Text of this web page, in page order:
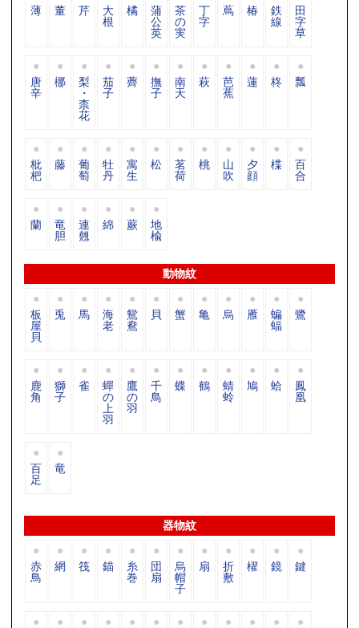
薄 董 芹 大
根
橘 蒲
公
英
茶
の
実
丁
字
蔦 椿 鉄
線
田
字
草
唐
辛
梛 梨
・
柰
花
茄
子
薺 撫
子
南
天
萩 芭
蕉
蓮 柊 瓢
枇
杷
藤 葡
萄
牡
丹
寓
生
松 茗
荷
桃 山
吹
夕
顔
楪 百
合
蘭 竜
胆
連
翹
綿 蕨 地
楡
動物紋
板
屋
貝
兎 馬 海
老
鴛
鴦
貝 蟹 亀 烏 雁 蝙
蝠
鷺
鹿
角
獅
子
雀 蟬
の
上
羽
鷹
の
羽
千
鳥
蝶 鶴 蜻
蛉
鳩 蛤 鳳
凰
百
足
竜
器物紋
赤
鳥
網 筏 錨 糸
巻
団
扇
烏
帽
子
扇 折
敷
櫂 鏡 鍵